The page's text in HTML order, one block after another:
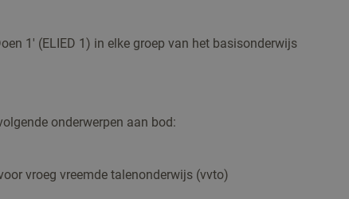
1' (ELIED 1) in elke groep van het basisonderwijs
onderwerpen aan bod:
vroeg vreemde talenonderwijs (vvto)